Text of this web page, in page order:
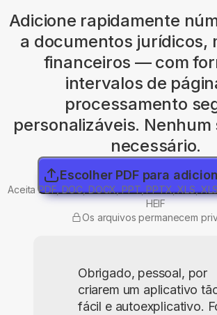
Adicione rapidamente
a documentos jurídicos,
financeiros — com
intervalos de
processamento
personalizáveis.
necessário.
Escolher PDF para
Aceita PDF, DOC, DOCX, PPT, PPTX, XLS,
HEIF
Os arquivos permanecem
Obrigado, pessoal, por
criarem um aplicativo
fácil e autoexplicativo.